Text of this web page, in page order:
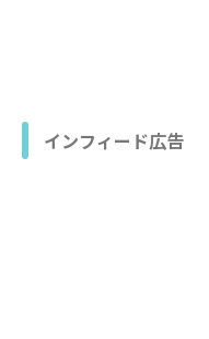
インフィード広告